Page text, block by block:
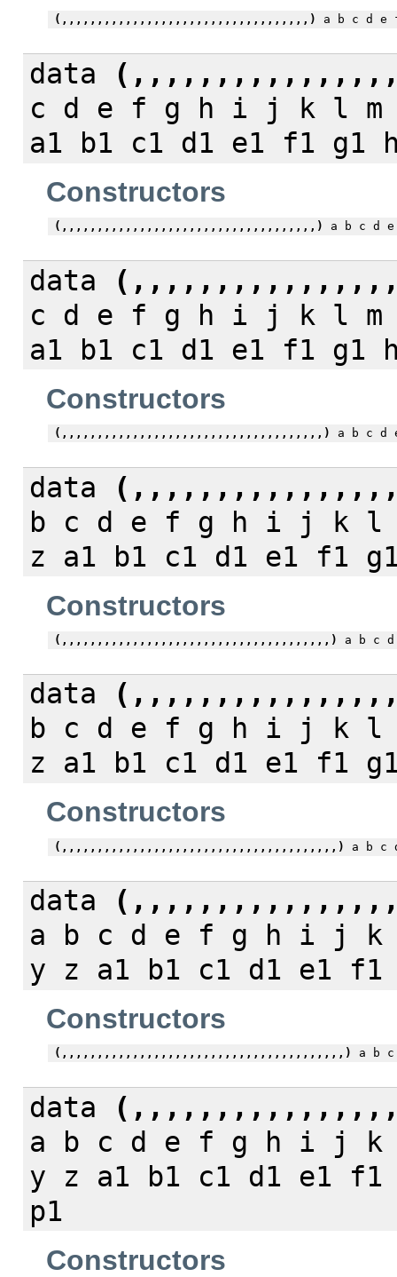
(,,,,,,,,,,,,,,,,,,,,,,,,,,,,,,,,,,,) a b c d e
data
c d e f g h i j k l m
a1 b1 c1 d1 e1 f1 g1
Constructors
(,,,,,,,,,,,,,,,,,,,,,,,,,,,,,,,,,,,,) a b c d
data
c d e f g h i j k l m
a1 b1 c1 d1 e1 f1
Constructors
(,,,,,,,,,,,,,,,,,,,,,,,,,,,,,,,,,,,,,) a b c d
data
b c d e f g h i j k l
z a1 b1 c1 d1 e1 f1
Constructors
(,,,,,,,,,,,,,,,,,,,,,,,,,,,,,,,,,,,,,,) a b c
data
b c d e f g h i j k l
z a1 b1 c1 d1 e1 f1
Constructors
(,,,,,,,,,,,,,,,,,,,,,,,,,,,,,,,,,,,,,,,) a b c
data
a b c d e f g h i j k
y z a1 b1 c1 d1 e1
Constructors
(,,,,,,,,,,,,,,,,,,,,,,,,,,,,,,,,,,,,,,,,) a b
data
a b c d e f g h i j k
y z a1 b1 c1 d1 e1
p1
Constructors